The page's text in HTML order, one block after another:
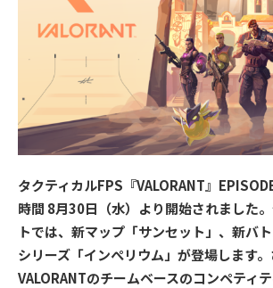
タクティカルFPS『VALORANT』
時間 8月30日（水）より開始されました
トでは、新マップ「サンセット」、新バ
シリーズ「インぺリウム」が登場します。
VALORANTのチームベースのコンペティ